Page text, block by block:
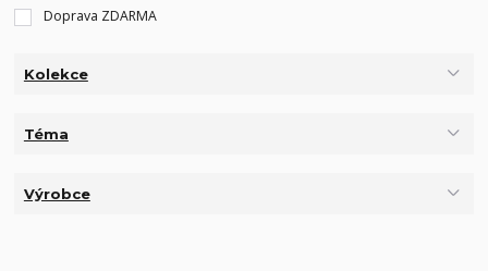
Doprava ZDARMA
Kolekce
Téma
Výrobce